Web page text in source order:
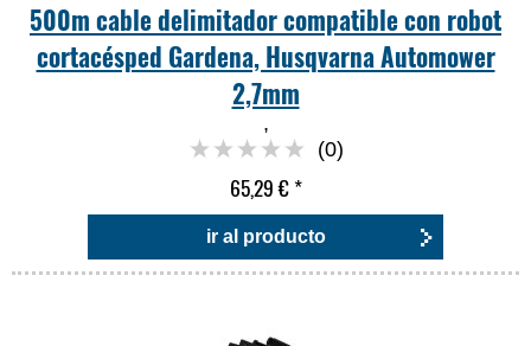
500m cable delimitador compatible con robot
cortacésped Gardena, Husqvarna Automower
2,7mm
,
(0)
65,29 €*
ir al producto